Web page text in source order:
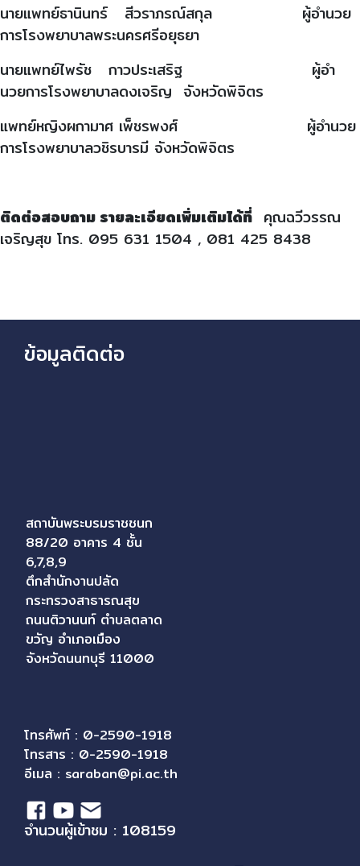
นายแพทย์ธานินทร์ สีวราภรณ์สกุล ผู้อำนวย
การโรงพยาบาลพระนครศรีอยุธยา
นายแพทย์ไพรัช กาวประเสริฐ ผู้อํา
นวยการโรงพยาบาลดงเจริญ จังหวัดพิจิตร
แพทย์หญิงผกามาศ เพ็ชรพงศ์ ผู้อำนวย
การโรงพยาบาลวชิรบารมี จังหวัดพิจิตร
ติดต่อสอบถาม รายละเอียดเพิ่มเติมได้ที่ คุณฉวีวรรณ
เจริญสุข โทร. 095 631 1504 , 081 425 8438
ข้อมูลติดต่อ
สถาบันพระบรมราชชนก
88/20 อาคาร 4 ชั้น
6,7,8,9
ตึกสำนักงานปลัด
กระทรวงสาธารณสุข
ถนนติวานนท์ ตำบลตลาด
ขวัญ อำเภอเมือง
จังหวัดนนทบุรี 11000
โทรศัพท์ : 0-2590-1918
โทรสาร : 0-2590-1918
อีเมล : saraban@pi.ac.th
จำนวนผู้เข้าชม : 108159